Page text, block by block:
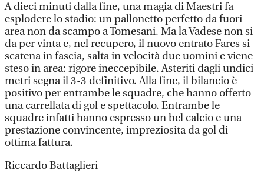
A dieci minuti dalla fine, una magia di Maestri fa
esplodere lo stadio: un pallonetto perfetto da fuori
area non da scampo a Tomesani. Ma la Vadese non si
da per vinta e, nel recupero, il nuovo entrato Fares si
scatena in fascia, salta in velocità due uomini e viene
steso in area: rigore ineccepibile. Asteriti dagli undici
metri segna il 3-3 definitivo. Alla fine, il bilancio è
positivo per entrambe le squadre, che hanno offerto
una carrellata di gol e spettacolo. Entrambe le
squadre infatti hanno espresso un bel calcio e una
prestazione convincente, impreziosita da gol di
ottima fattura.
Riccardo Battaglieri